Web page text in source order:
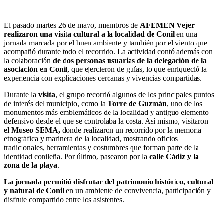
El pasado martes 26 de mayo, miembros de AFEMEN Vejer
realizaron una visita cultural a la localidad de Conil en una
jornada marcada por el buen ambiente y también por el viento que
acompañó durante todo el recorrido. La actividad contó además con
la colaboración de dos personas usuarias de la delegación de la
asociación en Conil, que ejercieron de guías, lo que enriqueció la
experiencia con explicaciones cercanas y vivencias compartidas.
Durante la visita, el grupo recorrió algunos de los principales puntos
de interés del municipio, como la Torre de Guzmán, uno de los
monumentos más emblemáticos de la localidad y antiguo elemento
defensivo desde el que se controlaba la costa. Así mismo, visitaron
el Museo SEMA, donde realizaron un recorrido por la memoria
etnográfica y marinera de la localidad, mostrando oficios
tradicionales, herramientas y costumbres que forman parte de la
identidad conileña. Por último, pasearon por la calle Cádiz y la
zona de la playa.
La jornada permitió disfrutar del patrimonio histórico, cultural
y natural de Conil en un ambiente de convivencia, participación y
disfrute compartido entre los asistentes.